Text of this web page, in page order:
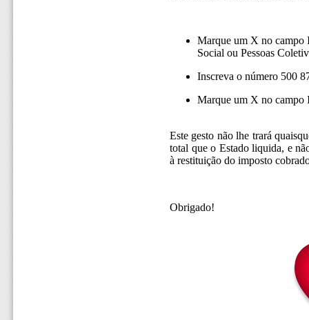
Marque um X no campo
Social ou Pessoas
Inscreva o número 500
Marque um X no campo
Este gesto não lhe trará
total que o Estado liquida, e
à restituição do imposto
Obrigado!